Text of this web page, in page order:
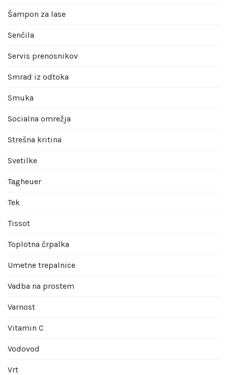
Šampon za lase
Senčila
Servis prenosnikov
Smrad iz odtoka
Smuka
Socialna omrežja
Strešna kritina
Svetilke
Tagheuer
Tek
Tissot
Toplotna črpalka
Umetne trepalnice
Vadba na prostem
Varnost
Vitamin C
Vodovod
Vrt